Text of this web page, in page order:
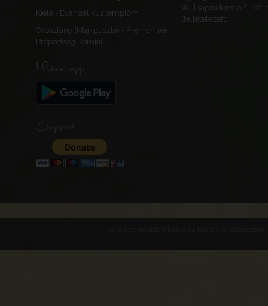
Kiéte - Evangélikus templom
Wulkaprodersdorf -
(feltételezett)
Oroszlány (Majkpuszta) - Premontrei
Prépostság Romjai
Mobile app
Support